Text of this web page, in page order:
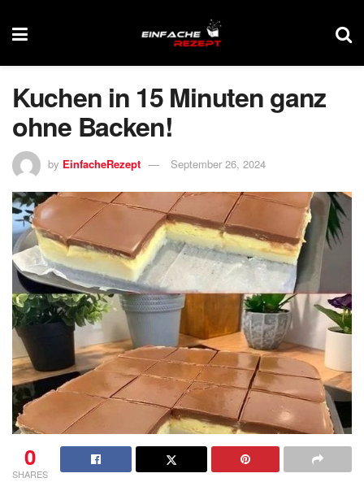
Kuchen in 15 Minuten ganz
ohne Backen!
by EinfacheRezept September 26, 2024
0
SHARES